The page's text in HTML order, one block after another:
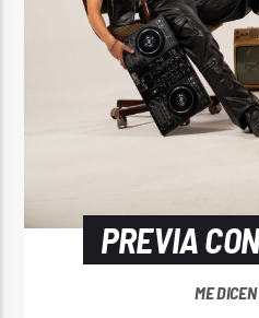
PREVIA
ME